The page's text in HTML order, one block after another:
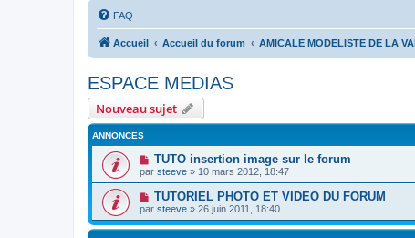
FAQ
Accueil Accueil du forum AMICALE MODELISTE DE LA
ESPACE MEDIAS
Nouveau sujet
ANNONCES
TUTO insertion image sur le forum
par steeve » 10 mars 2012, 18:47
TUTORIEL PHOTO ET VIDEO DU FORUM
par steeve » 26 juin 2011, 18:40